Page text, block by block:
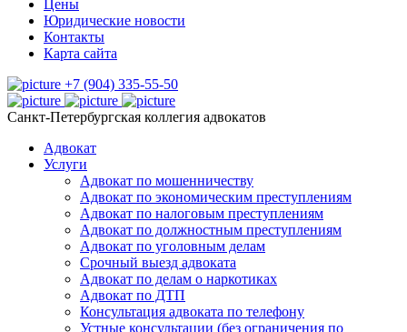
Цены
Юридические новости
Контакты
Карта сайта
+7 (904) 335-55-50
Санкт-Петербургская коллегия адвокатов
Адвокат
Услуги
Адвокат по мошенничеству
Адвокат по экономическим преступлениям
Адвокат по налоговым преступлениям
Адвокат по должностным преступлениям
Адвокат по уголовным делам
Срочный выезд адвоката
Адвокат по делам о наркотиках
Адвокат по ДТП
Консультация адвоката по телефону
Устные консультации (без ограничения по